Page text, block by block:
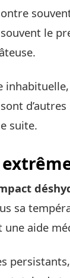
le
suite.
sa
une aide